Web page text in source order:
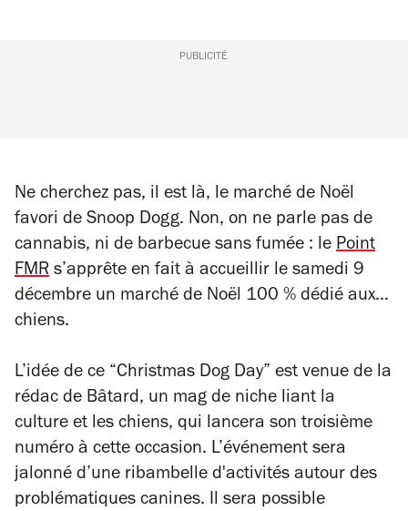
PUBLICITÉ
Ne cherchez pas, il est là, le marché de Noël
favori de Snoop Dogg. Non, on ne parle pas de
cannabis, ni de barbecue sans fumée : le Point
FMR s’apprête en fait à accueillir le samedi 9
décembre un marché de Noël 100 % dédié aux…
chiens.
L’idée de ce “Christmas Dog Day” est venue de la
rédac de Bâtard, un mag de niche liant la
culture et les chiens, qui lancera son troisième
numéro à cette occasion. L’événement sera
jalonné d’une ribambelle d'activités autour des
problématiques canines. Il sera possible